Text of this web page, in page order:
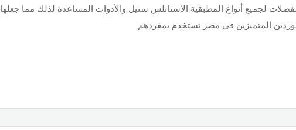
لجميع أنواع المطبقية الاستانلس ستيل والأدوات المساعدة لذلك مما جعلها